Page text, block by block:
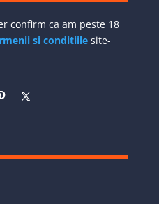
confirm ca am peste 18
si conditiilesite-